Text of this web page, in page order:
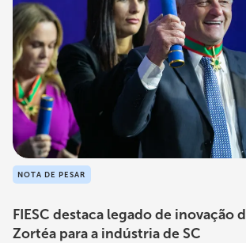
NOTA DE PESAR
FIESC destaca legado de inovação
Zortéa para a indústria de SC